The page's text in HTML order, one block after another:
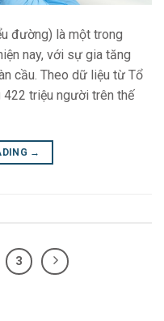
đường) là một trong
nay, với sự gia tăng
cầu. Theo dữ liệu từ Tổ
422 triệu người trên thế
→
3